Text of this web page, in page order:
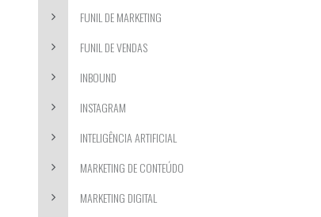
FUNIL DE MARKETING
FUNIL DE VENDAS
INBOUND
INSTAGRAM
INTELIGÊNCIA ARTIFICIAL
MARKETING DE CONTEÚDO
MARKETING DIGITAL